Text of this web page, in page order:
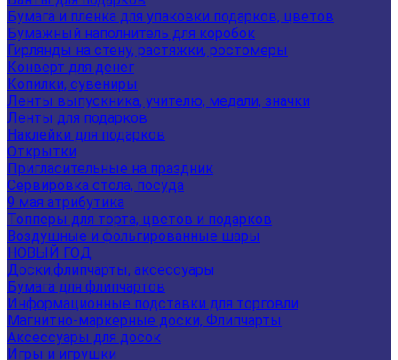
Бумага и пленка для упаковки подарков, цветов
Бумажный наполнитель для коробок
Гирлянды на стену, растяжки, ростомеры
Конверт для денег
Копилки, сувениры
Ленты выпускника, учителю, медали, значки
Ленты для подарков
Наклейки для подарков
Открытки
Пригласительные на праздник
Сервировка стола, посуда
9 мая атрибутика
Топперы для торта, цветов и подарков
Воздушные и фольгированные шары
НОВЫЙ ГОД
Доски,флипчарты, аксессуары
Бумага для флипчартов
Информационные подставки для торговли
Магнитно-маркерные доски, Флипчарты
Аксессуары для досок
Игры и игрушки